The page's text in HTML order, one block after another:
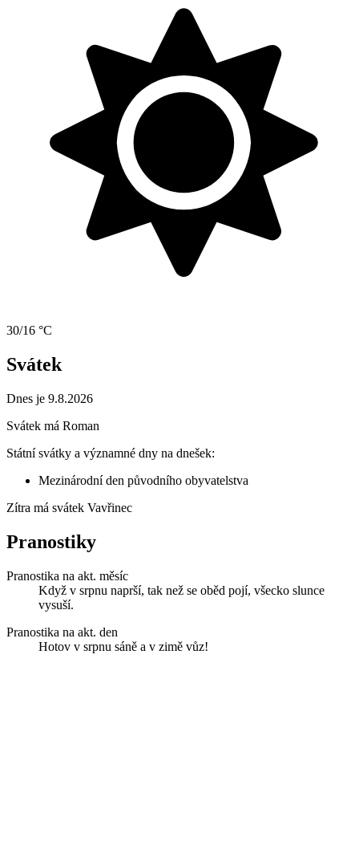
30/16 °C
Svátek
Dnes je 9.8.2026
Svátek má Roman
Státní svátky a významné dny na dnešek:
Mezinárodní den původního obyvatelstva
Zítra má svátek Vavřinec
Pranostiky
Pranostika na akt. měsíc
Když v srpnu naprší, tak než se oběd pojí, všecko slunce
vysuší.
Pranostika na akt. den
Hotov v srpnu sáně a v zimě vůz!